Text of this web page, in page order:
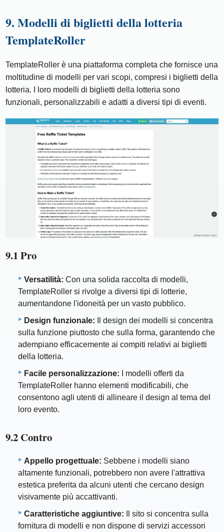
9. Modelli di biglietti della lotteria
TemplateRoller
TemplateRoller è una piattaforma completa che fornisce una
moltitudine di modelli per vari scopi, compresi i biglietti della
lotteria. I loro modelli di biglietti della lotteria sono
funzionali, personalizzabili e adatti a diversi tipi di eventi.
9.1 Pro
Versatilità: Con una solida raccolta di modelli,
TemplateRoller si rivolge a diversi tipi di lotterie,
aumentandone l'idoneità per un vasto pubblico.
Design funzionale: Il design dei modelli si concentra
sulla funzione piuttosto che sulla forma, garantendo che
adempiano efficacemente ai compiti relativi ai biglietti
della lotteria.
Facile personalizzazione: I modelli offerti da
TemplateRoller hanno elementi modificabili, che
consentono agli utenti di allineare il design al tema del
loro evento.
9.2 Contro
Appello progettuale: Sebbene i modelli siano
altamente funzionali, potrebbero non avere l'attrattiva
estetica preferita da alcuni utenti che cercano design
visivamente più accattivanti.
Caratteristiche aggiuntive: Il sito si concentra sulla
fornitura di modelli e non dispone di servizi accessori